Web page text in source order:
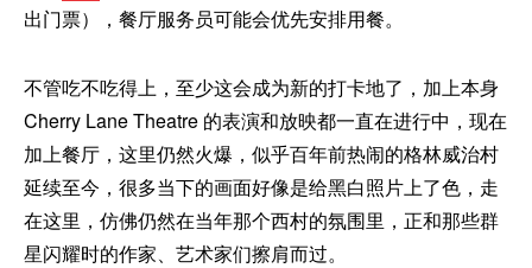
出门票），餐厅服务员可能会优先安排用餐。
不管吃不吃得上，至少这会成为新的打卡地了，加上本身
Cherry Lane Theatre 的表演和放映都一直在进行中，现在
加上餐厅，这里仍然火爆，似乎百年前热闹的格林威治村
延续至今，很多当下的画面好像是给黑白照片上了色，走
在这里，仿佛仍然在当年那个西村的氛围里，正和那些群
星闪耀时的作家、艺术家们擦肩而过。